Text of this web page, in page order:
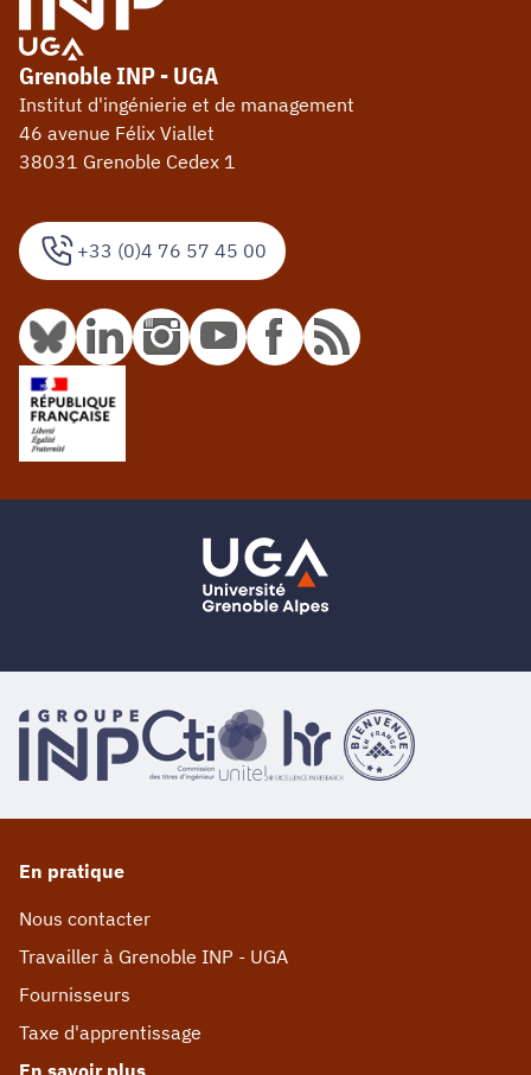
+33 (0)4 76 57 45 00
Grenoble INP - UGA
Institut d'ingénierie et de management
46 avenue Félix Viallet
38031 Grenoble Cedex 1
En pratique
Nous contacter
Travailler à Grenoble INP - UGA
Fournisseurs
Taxe d'apprentissage